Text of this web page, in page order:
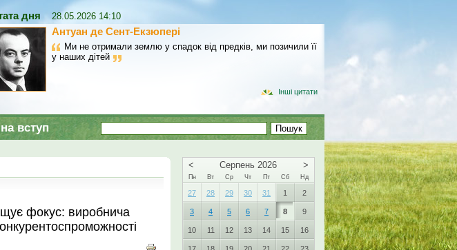
дня 28.05.2026 14:10
Антуан де Сент-Екзюпері
Ми не отримали землю у спадок від предків, ми позичили її
у наших дітей
Інші цитати
вступ
фокус: виробнича
< Серпень 2026 >
Пн Вт Ср Чт Пт Сб Нд
27 28 29 30 31 1 2
3 4 5 6 7 8 9
10 11 12 13 14 15 16